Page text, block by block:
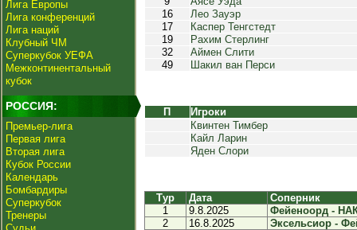
Лига Европы
Лига конференций
Лига наций
Клубный ЧМ
Суперкубок УЕФА
Межконтинентальный
кубок
РОССИЯ:
Премьер-лига
Первая лига
Вторая лига
Кубок России
Календарь
Бомбардиры
Суперкубок
Тренеры
16
Лео Зауэр
17
Каспер Тенгстедт
19
Рахим Стерлинг
32
Аймен Слити
49
Шакил ван Перси
П
Игроки
Квинтен Тимбер
Кайл Ларин
Яден Слори
Тур Дата
Соперник
1
9.8.2025
Фейеноорд -
2
16.8.2025
Эксельсиор -